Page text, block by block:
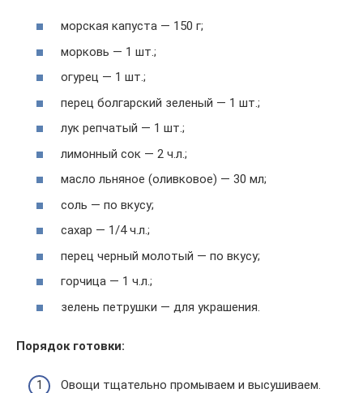
морская капуста — 150 г;
морковь — 1 шт.;
огурец — 1 шт.;
перец болгарский зеленый — 1 шт.;
лук репчатый — 1 шт.;
лимонный сок — 2 ч.л.;
масло льняное (оливковое) — 30 мл;
соль — по вкусу;
сахар — 1/4 ч.л.;
перец черный молотый — по вкусу;
горчица — 1 ч.л.;
зелень петрушки — для украшения.
Порядок готовки:
Овощи тщательно промываем и высушиваем.